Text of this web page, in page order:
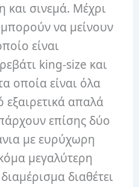
και σινεμά. Μέχρι
μπορούν να μείνουν
είναι
king-size και
οποία είναι όλα
απαλά
επίσης δύο
με ευρύχωρη
μεγαλύτερη
διαθέτει